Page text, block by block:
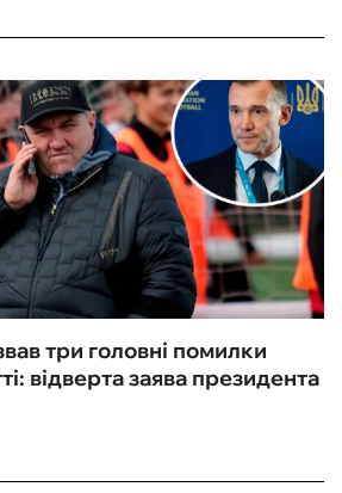
три головні помилки
відверта заява президента